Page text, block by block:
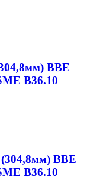
BBE
B36.10
BBE
B36.10